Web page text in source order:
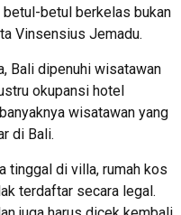
betul-betul berkelas bukan
Vinsensius Jemadu.
Bali dipenuhi wisatawan
okupansi hotel
wisatawan yang
di Bali.
tinggal di villa, rumah kos
terdaftar secara legal.